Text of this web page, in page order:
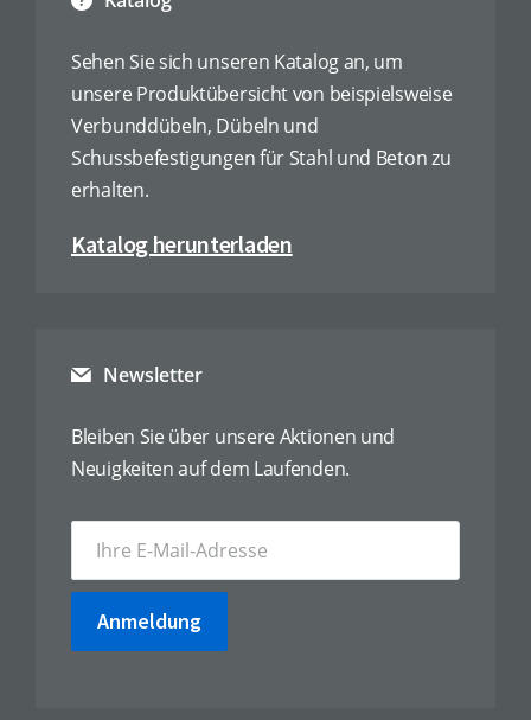
Sehen Sie sich unseren Katalog an, um
unsere Produktübersicht von beispielsweise
Verbunddübeln, Dübeln und
Schussbefestigungen für Stahl und Beton zu
erhalten.
Katalog herunterladen
Newsletter
Bleiben Sie über unsere Aktionen und
Neuigkeiten auf dem Laufenden.
Anmeldung